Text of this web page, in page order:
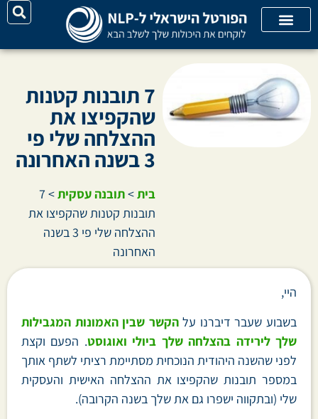
7 תובנות קטנות
שהקפיצו את
ההצלחה שלי פי
3 בשנה האחרונה
בית>תובנה עסקית>
7
תובנות קטנות שהקפיצו את
ההצלחה שלי פי 3 בשנה
האחרונה
היי,
בשבוע שעבר דיברנו עלהקשר שבין האמונות המגבילות
שלך לירידה בהצלחה שלך ביולי ואוגוסט. הפעם וקצת
לפני שהשנה היהודית הנוכחית מסתיימת רציתי לשתף אותך
במספר תובנות שהקפיצו את ההצלחה האישית והעסקית
שלי (ובתקווה ישפרו גם את שלך בשנה הקרובה).